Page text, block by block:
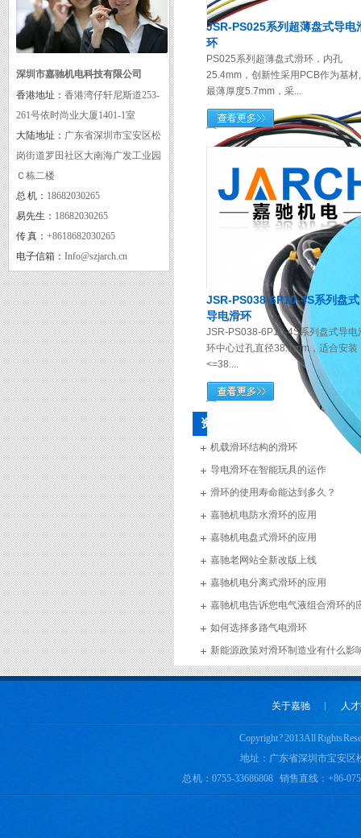
CE
实用新型专利证书三
深圳市嘉驰机电科技有限公司
香港地址： 香港湾仔轩尼斯道253-
261号依时尚业大厦1401-1室
大陆地址： 广东省深圳市宝安区松
岗街道罗田社区大南海广发工业园
Ｃ栋二楼
总 机： 18682030265
易先生： 18682030265
传 真： +8618682030265
电子信箱： Info@szjarch.cn
JSR-PS025系列超薄盘式导电
环
PS025系列超薄盘式滑环，内孔
25.4mm，创新性采用PCB作为基材,
最薄厚度5.7mm，采...
JSR-PS038-6P10-4S系列盘式
导电滑环
JSR-PS038-6P10-4S系列盘式导电
环中心过孔直径38.1mm，适合安装
<=38....
资讯
机载滑环结构的滑环
导电滑环在智能玩具的运作
滑环的使用寿命能达到多久？
嘉驰机电防水滑环的应用
嘉驰机电盘式滑环的应用
嘉驰老网站全新改版上线
嘉驰机电分离式滑环的应用
嘉驰机电告诉您电气液组合滑环的
如何选择多路气电滑环
新能源政策对滑环制造业有什么影
关于嘉驰 ︱ 人
Copyright ? 2013 All Rights
地址：广东省深圳市宝安区
总 机：0755-33686808 销售直线：+86-